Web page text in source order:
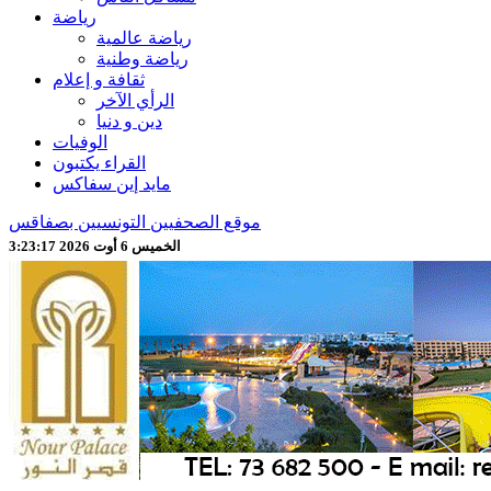
رياضة
رياضة عالمية
رياضة وطنية
ثقافة و إعلام
الرأي الآخر
دين و دنيا
الوفيات
القراء يكتبون
مايد إين سفاكس
موقع الصحفيين التونسيين بصفاقس
الخميس 6 أوت 2026 3:23:19